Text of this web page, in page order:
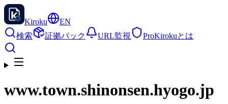
Kiroku
EN
検索
証拠パック URL監視 ProKirokuとは
www.town.shinonsen.hyogo.jp